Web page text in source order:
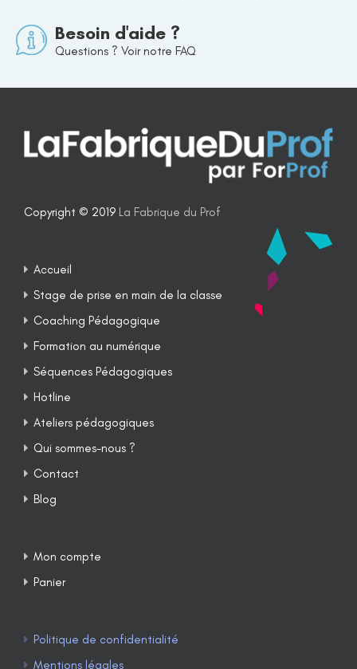
Besoin d'aide ?
Questions ? Voir notre FAQ
Copyright © 2019 La Fabrique du Prof
Accueil
Stage de prise en main de la classe
Coaching Pédagogique
Formation au numérique
Séquences Pédagogiques
Hotline
Ateliers pédagogiques
Qui sommes-nous ?
Contact
Blog
Mon compte
Panier
Politique de confidentialité
Mentions légales